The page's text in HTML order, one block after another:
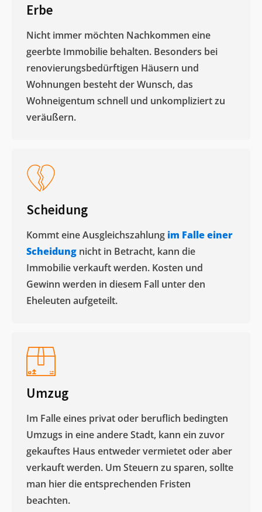
Erbe
Nicht immer möchten Nachkommen eine
geerbte Immobilie behalten. Besonders bei
renovierungsbedürftigen Häusern und
Wohnungen besteht der Wunsch, das
Wohneigentum schnell und unkompliziert zu
veräußern. ​
Scheidung
Kommt eine Ausgleichszahlung im Falle einer
Scheidung nicht in Betracht, kann die
Immobilie verkauft werden. Kosten und
Gewinn werden in diesem Fall unter den
Eheleuten aufgeteilt.​
Umzug
Im Falle eines privat oder beruflich bedingten
Umzugs in eine andere Stadt, kann ein zuvor
gekauftes Haus entweder vermietet oder aber
verkauft werden. Um Steuern zu sparen, sollte
man hier die entsprechenden Fristen
beachten.